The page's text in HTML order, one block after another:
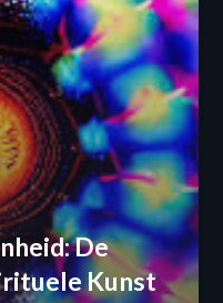
De
Kunst